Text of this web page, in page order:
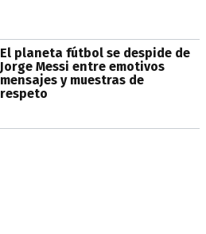
El planeta fútbol se despide de
Jorge Messi entre emotivos
mensajes y muestras de
respeto